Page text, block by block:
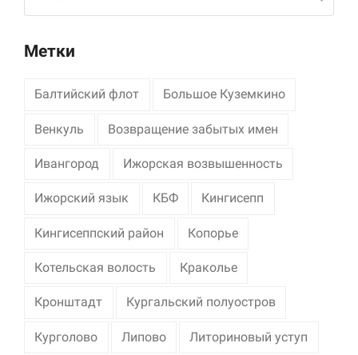
Метки
Балтийский флот Большое Куземкино
Венкуль Возвращение забытых имен
Ивангород Ижорская возвышенность
Ижорский язык КБФ Кингисепп
Кингисеппский район Копорье
Котельская волость Краколье
Кронштадт Кургальский полуостров
Курголово Липово Литориновый уступ